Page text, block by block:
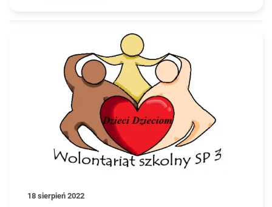
18 sierpień 2022